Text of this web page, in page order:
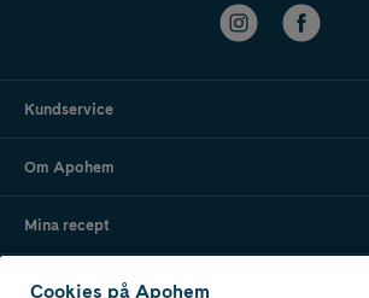
Kundservice
Om Apohem
Mina recept
Cookies på Apohem